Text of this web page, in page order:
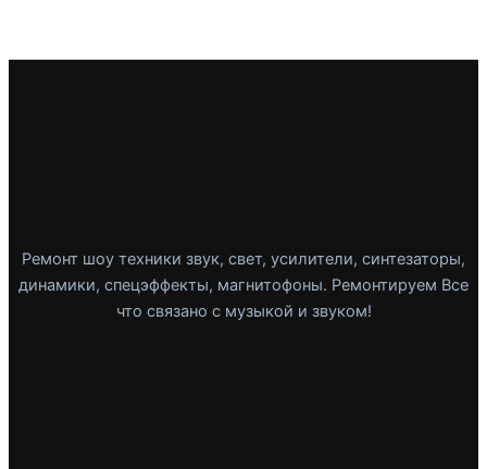
Ремонт шоу техники звук, свет, усилители, синтезаторы,
динамики, спецэффекты, магнитофоны. Ремонтируем Все
что связано с музыкой и звуком!